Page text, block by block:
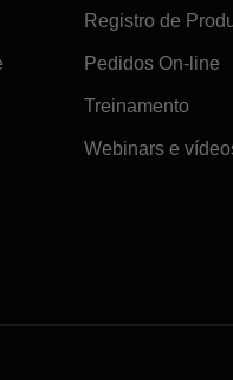
Registro de
Pedidos On-line
Treinamento
Webinars e